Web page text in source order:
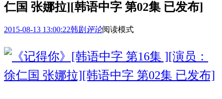
仁国 张娜拉][韩语中字 第02集 已发布]
2015-08-13 13:00:22韩剧 评论阅读模式